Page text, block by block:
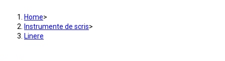
Home>
Instrumente de scris>
Linere